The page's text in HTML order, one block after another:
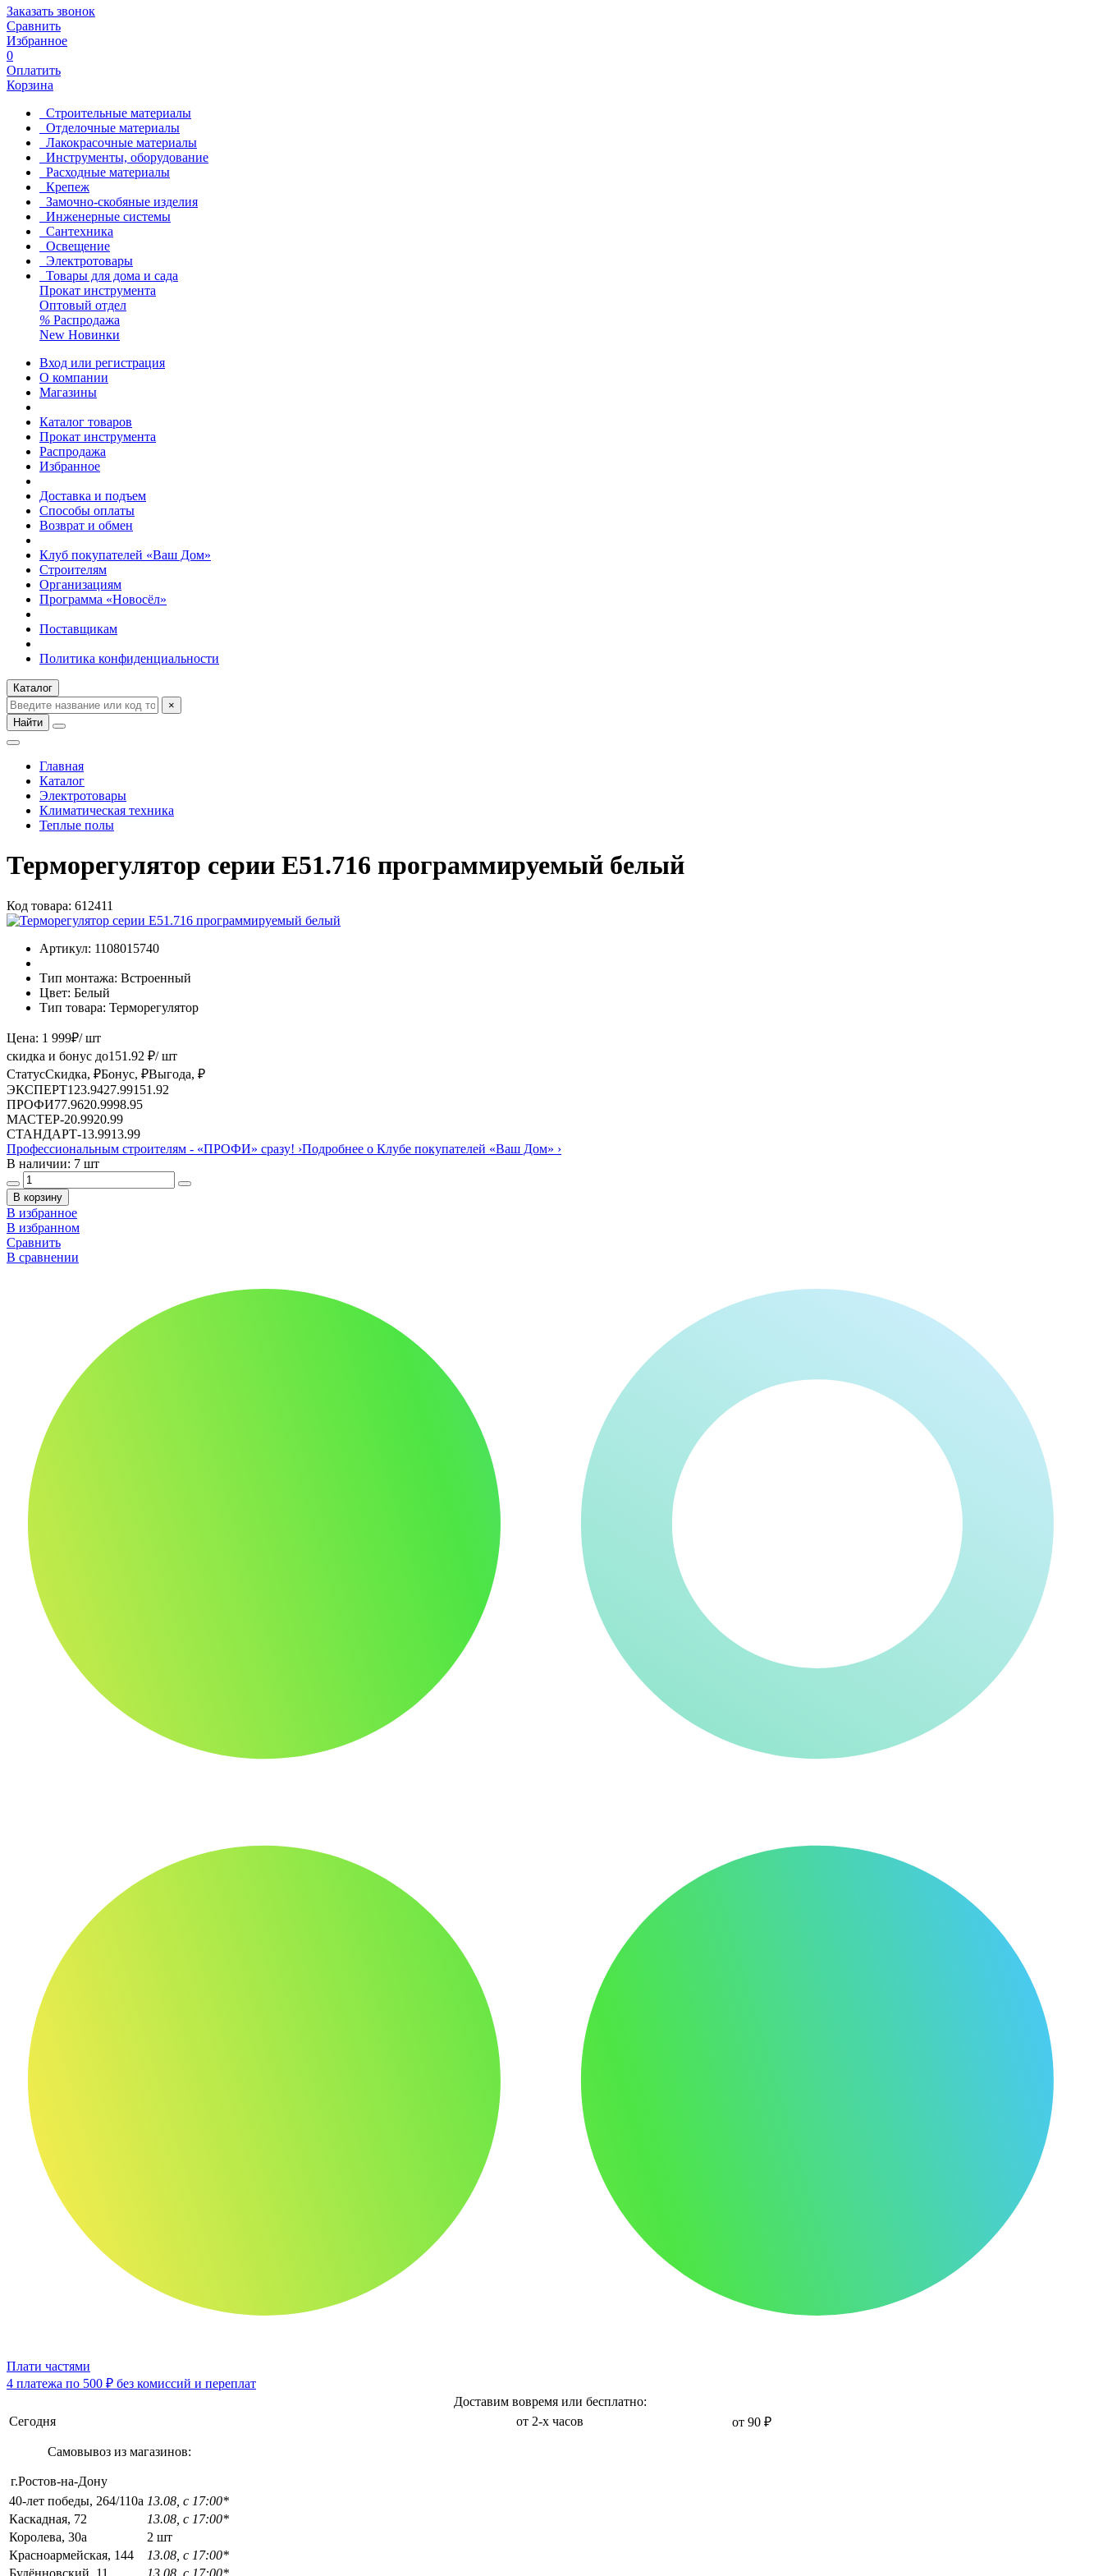
Заказать звонок
Сравнить
Избранное
0
Оплатить
Корзина
Строительные материалы
Отделочные материалы
Лакокрасочные материалы
Инструменты, оборудование
Расходные материалы
Крепеж
Замочно-скобяные изделия
Инженерные системы
Сантехника
Освещение
Электротовары
Товары для дома и сада
Прокат инструмента
Оптовый отдел
% Распродажа
New Новинки
Вход или регистрация
О компании
Магазины
Каталог товаров
Прокат инструмента
Распродажа
Избранное
Доставка и подъем
Способы оплаты
Возврат и обмен
Клуб покупателей «Ваш Дом»
Строителям
Организациям
Программа «Новосёл»
Поставщикам
Политика конфиденциальности
Каталог
×
Найти
Главная
Каталог
Электротовары
Климатическая техника
Теплые полы
Терморегулятор серии Е51.716 программируемый белый
Код товара: 612411
Артикул: 1108015740
Тип монтажа: Встроенный
Цвет: Белый
Тип товара: Терморегулятор
Цена: 1 999₽/ шт
скидка и бонус до151.92 ₽/ шт
СтатусСкидка, ₽Бонус, ₽Выгода, ₽
ЭКСПЕРТ123.9427.99151.92
ПРОФИ77.9620.9998.95
МАСТЕР-20.9920.99
СТАНДАРТ-13.9913.99
Профессиональным строителям - «ПРОФИ» сразу! ›Подробнее о Клубе покупателей «Ваш Дом» ›
В наличии: 7 шт
В корзину
В избранное
В избранном
Сравнить
В сравнении
Плати частями
4 платежа по 500 ₽ без комиссий и переплат
Доставим вовремя или бесплатно:
Сегодня
от 2-х часов от 90 ₽
Самовывоз из магазинов:
г.Ростов-на-Дону
40-лет победы, 264/110а 13.08, с 17:00*
Каскадная, 72
13.08, с 17:00*
Королева, 30а
2 шт
Красноармейская, 144
13.08, с 17:00*
Будённовский, 11
13.08, с 17:00*